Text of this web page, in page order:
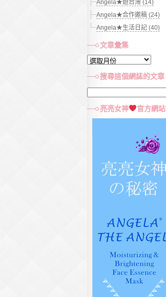
Angela★遊台灣 (14)
Angela★合作邀稿 (24)
Angela★生活日記 (40)
文章彙集
文
彙
集
搜尋這個網誌的文章
關
亮亮女神 官方網站